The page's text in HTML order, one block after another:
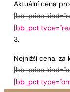
Aktuální cena
[bb_price
[bb_pct
Nejnižší cena,
[bb_price
[bb_pct